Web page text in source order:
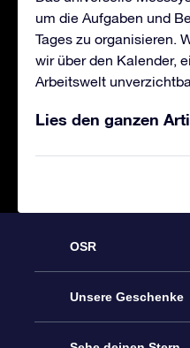
um die Aufgaben und
Tages zu organisieren.
wir über den Kalender,
Arbeitswelt
Lies den ganzen
OSR
Service
Unsere Geschenke